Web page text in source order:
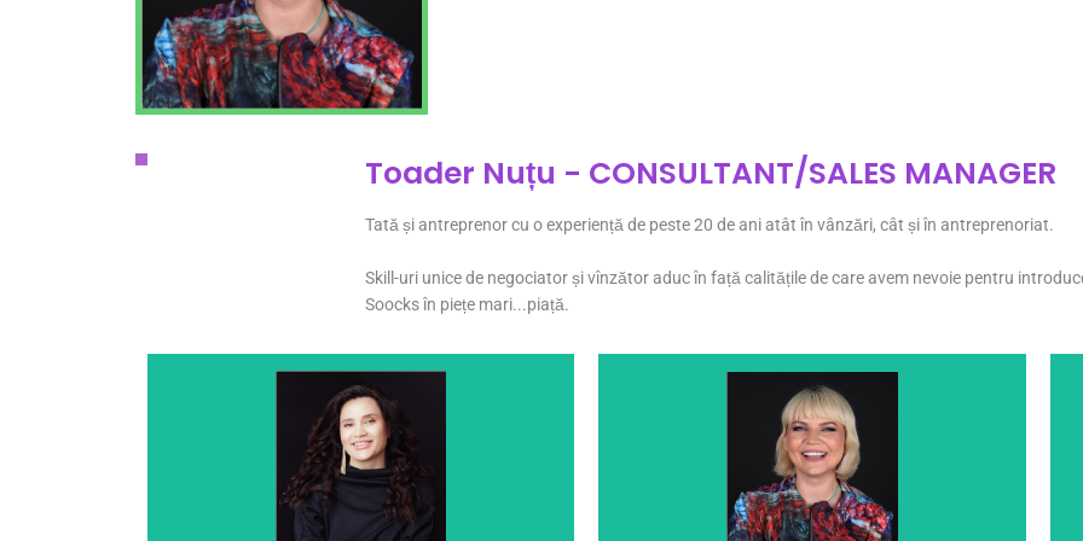
Toader Nuțu - CONSULTANT/SALES MANAGER
Tată și antreprenor cu o experiență de peste 20 de ani atât în vânzări, cât și în antreprenoriat.
Skill-uri unice de negociator și vînzător aduc în față calitățile de care avem nevoie pentru
Soocks în piețe mari...piață.
O mamă a 2 fetițe, care vrea uneori să se relaxeze cu o
bucată de tort și o ceașcă de ceai.
Peste 20 de ani de experiență ca antreprenor și
experiența în moda propiilor copii, au făcut-o să creeze
acest brand, pentru a găsi sub același acoperiș tot ce ai
nevoie pentru copiii tăi capricioși, de la 0-21 de ani.
Peste 10 ani de experiență în modă și peste 18 ani de
experiență cu copiii, o face pe Alexandra expertă în
șosetele capricioase pe care le vindem.